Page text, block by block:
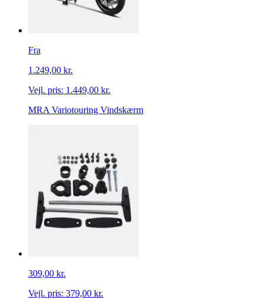
Fra
1.249,00 kr.
Vejl. pris: 1.449,00 kr.
MRA Variotouring Vindskærm
309,00 kr.
Vejl. pris: 379,00 kr.